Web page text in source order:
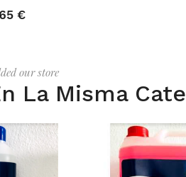
€
our store
La Misma